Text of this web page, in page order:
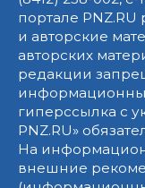
портале
и авторские
авторских
редакции
гиперссылка с
PNZ.RU»
На
внешние